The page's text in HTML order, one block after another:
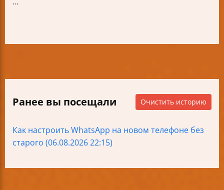
```
Ранее вы посещали Очистить историю
Как настроить WhatsApp на новом телефоне без
старого (06.08.2026 22:15)